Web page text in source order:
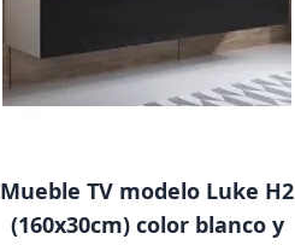
Mueble TV modelo Luke H2
(160x30cm) color blanco y